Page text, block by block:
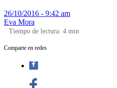
26/10/2016 - 9:42 am
Eva Mora
Tiempo de lectura: 4 min
Comparte en redes